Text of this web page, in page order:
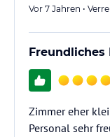
Vor 7 Jahren •
Freundliches
Zimmer eher
Personal sehr